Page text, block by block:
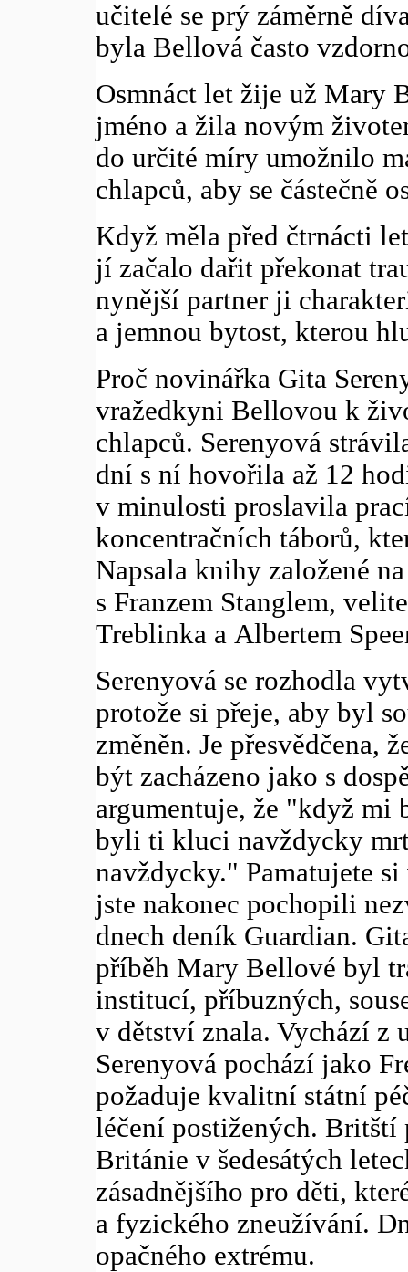
učitelé se prý záměrně
byla Bellová často
Osmnáct let žije už Mary
jméno a žila novým
do určité míry umožnilo
chlapců, aby se částečně
Když měla před čtrnácti
jí začalo dařit překonat
nynější partner ji
a jemnou bytost, kterou
Proč novinářka Gita
vražedkyni Bellovou k
chlapců. Serenyová
dní s ní hovořila až 12
v minulosti proslavila
koncentračních táborů,
Napsala knihy založené
s Franzem Stanglem,
Treblinka a Albertem
Serenyová se rozhodla
protože si přeje, aby byl
změněn. Je přesvědčena,
být zacházeno jako s
argumentuje, že "když mi
byli ti kluci navždycky
navždycky." Pamatujete
jste nakonec pochopili
dnech deník Guardian.
příběh Mary Bellové byl
institucí, příbuzných,
v dětství znala. Vychází z
Serenyová pochází jako
požaduje kvalitní státní
léčení postižených. Britští
Británie v šedesátých
zásadnějšího pro děti,
a fyzického zneužívání.
opačného extrému.